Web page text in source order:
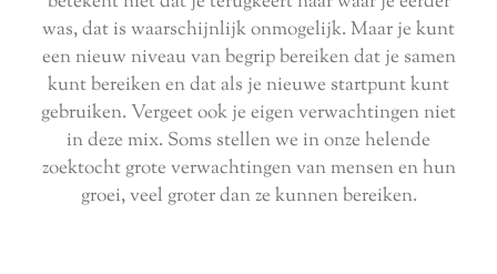
was, dat is waarschijnlijk onmogelijk. Maar je kunt
een nieuw niveau van begrip bereiken dat je samen
kunt bereiken en dat als je nieuwe startpunt kunt
gebruiken. Vergeet ook je eigen verwachtingen niet
in deze mix. Soms stellen we in onze helende
zoektocht grote verwachtingen van mensen en hun
groei, veel groter dan ze kunnen bereiken.